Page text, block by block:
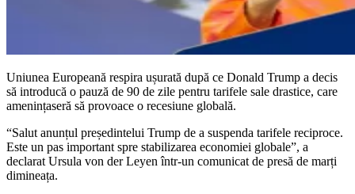
Uniunea Europeană respira ușurată după ce Donald Trump a decis
să introducă o pauză de 90 de zile pentru tarifele sale drastice, care
amenințaseră să provoace o recesiune globală.
“Salut anunțul președintelui Trump de a suspenda tarifele reciproce.
Este un pas important spre stabilizarea economiei globale”, a
declarat Ursula von der Leyen într-un comunicat de presă de marți
dimineața.